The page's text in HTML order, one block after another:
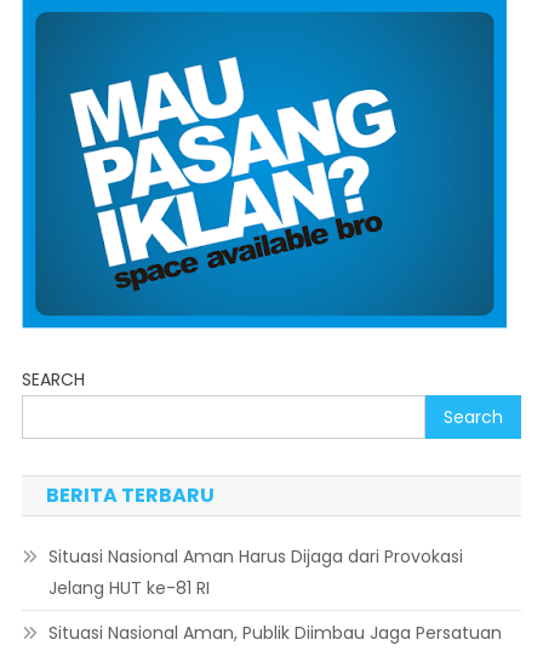
SEARCH
Search
BERITA TERBARU
Situasi Nasional Aman Harus Dijaga dari Provokasi
Jelang HUT ke-81 RI
Situasi Nasional Aman, Publik Diimbau Jaga Persatuan